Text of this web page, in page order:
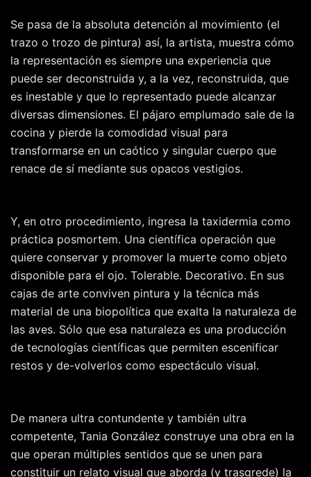
Se pasa de la absoluta detención al movimiento (el
trazo o trozo de pintura) así, la artista, muestra cómo
la representación es siempre una experiencia que
puede ser deconstruida y, a la vez, reconstruida, que
es inestable y que lo representado puede alcanzar
diversas dimensiones. El pájaro emplumado sale de la
cocina y pierde la comodidad visual para
transformarse en un caótico y singular cuerpo que
renace de sí mediante sus opacos vestigios.
Y, en otro procedimiento, ingresa la taxidermia como
práctica posmortem. Una científica operación que
quiere conservar y promover la muerte como objeto
disponible para el ojo. Tolerable. Decorativo. En sus
cajas de arte conviven pintura y la técnica más
material de una biopolítica que exalta la naturaleza de
las aves. Sólo que esa naturaleza es una producción
de tecnologías científicas que permiten escenificar
restos y de-volverlos como espectáculo visual.
De manera ultra contundente y también ultra
competente, Tania González construye una obra en la
que operan múltiples sentidos que se unen para
constituir un relato visual que aborda (y trasgrede) la